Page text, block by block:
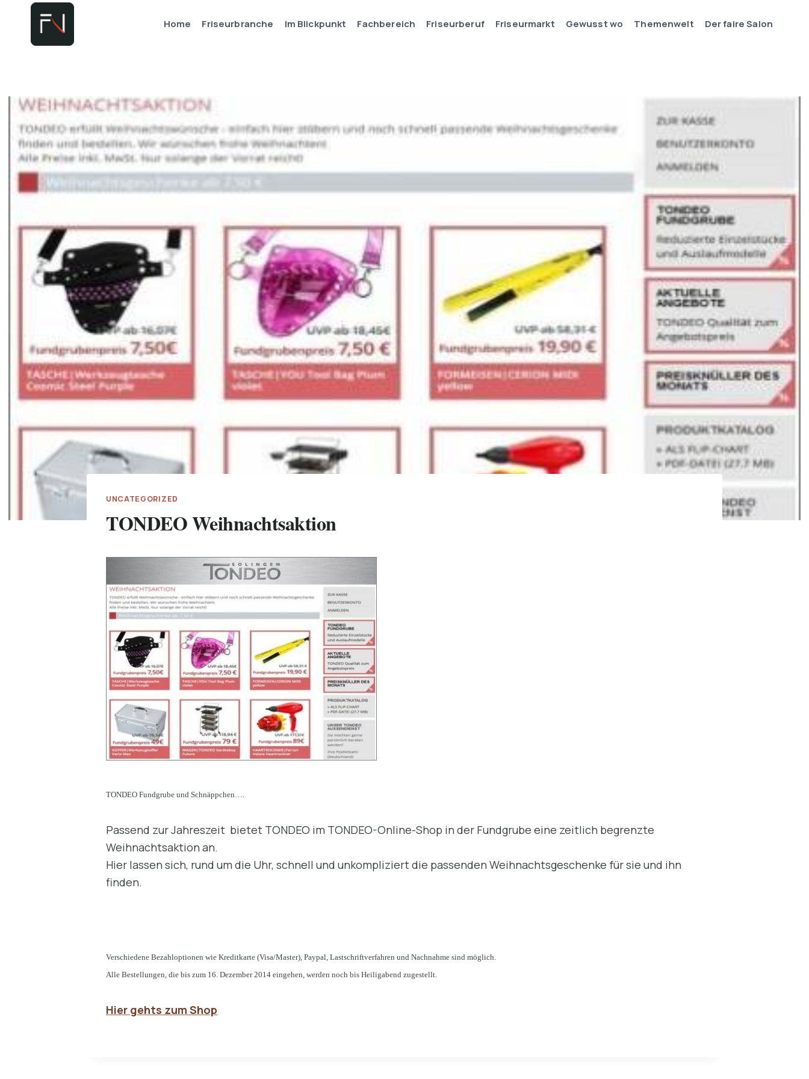
springen
Home Friseurbranche Im Blickpunkt Fachbereich Friseurberuf Friseurmarkt Gewusst wo Themenwelt Der faire Salon
UNCATEGORIZED
TONDEO Weihnachtsaktion
TONDEO Fundgrube und Schnäppchen….
Passend zur Jahreszeit bietet TONDEO im TONDEO-Online-Shop in der Fundgrube eine zeitlich begrenzte
Weihnachtsaktion an.
Hier lassen sich, rund um die Uhr, schnell und unkompliziert die passenden Weihnachtsgeschenke für sie und ihn
finden.
Verschiedene Bezahloptionen wie Kreditkarte (Visa/Master), Paypal, Lastschriftverfahren und Nachnahme sind möglich.
Alle Bestellungen, die bis zum 16. Dezember 2014 eingehen, werden noch bis Heiligabend zugestellt.
Hier gehts zum Shop